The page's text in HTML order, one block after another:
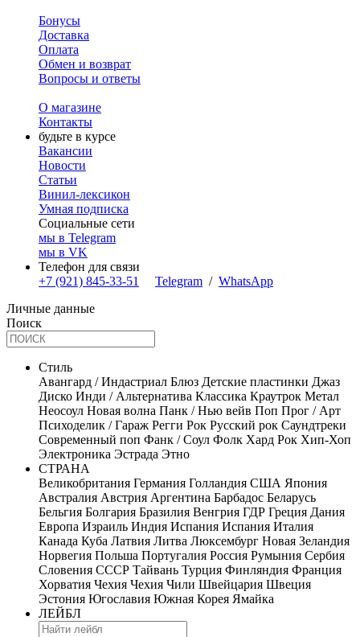
Бонусы
Доставка
Оплата
Обмен и возврат
Вопросы и ответы
О магазине
Контакты
будьте в курсе
Вакансии
Новости
Статьи
Винил-лексикон
Умная подписка
Социальные сети
мы в Telegram
мы в VK
Телефон для связи
+7 (921) 845-33-51
Telegram / WhatsApp
Личные данные
Поиск
Стиль
Авангард / Индастриал Блюз Детские пластинки Джаз
Диско Инди / Альтернатива Классика Краутрок Метал
Неосоул Новая волна Панк / Нью вейв Поп Прог / Арт
Психоделик / Гараж Регги Рок Русский рок Саундтреки
Современный поп Фанк / Соул Фолк Хард Рок Хип-Хоп
Электроника Эстрада Этно
СТРАНА
Великобритания Германия Голландия США Япония
Австралия Австрия Аргентина Барбадос Беларусь
Бельгия Болгария Бразилия Венгрия ГДР Греция Дания
Европа Израиль Индия Испания Испания Италия
Канада Куба Латвия Литва Люксембург Новая Зеландия
Норвегия Польша Португалия Россия Румыния Сербия
Словения СССР Тайвань Турция Финляндия Франция
Хорватия Чехия Чехия Чили Швейцария Швеция
Эстония Югославия Южная Корея Ямайка
ЛЕЙБЛ